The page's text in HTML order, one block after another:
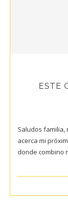
ESTE
Saludos familia,
acerca mi
donde combino